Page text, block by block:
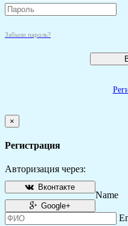
Забыли пароль?
×
Регистрация
Авторизация через:
Вконтакте
Google+
Name